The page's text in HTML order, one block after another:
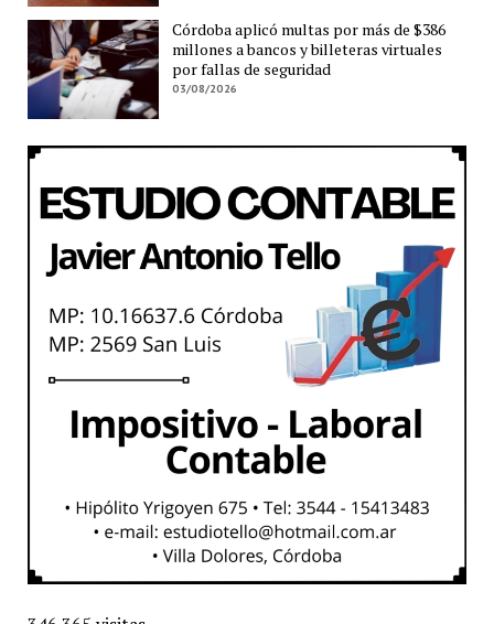
Córdoba aplicó multas por más de $386
millones a bancos y billeteras virtuales
por fallas de seguridad
03/08/2026